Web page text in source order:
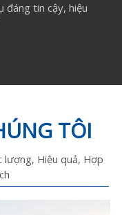
đáng tin cậy, hiệu
TÔI
lượng, Hiệu quả, Hợp